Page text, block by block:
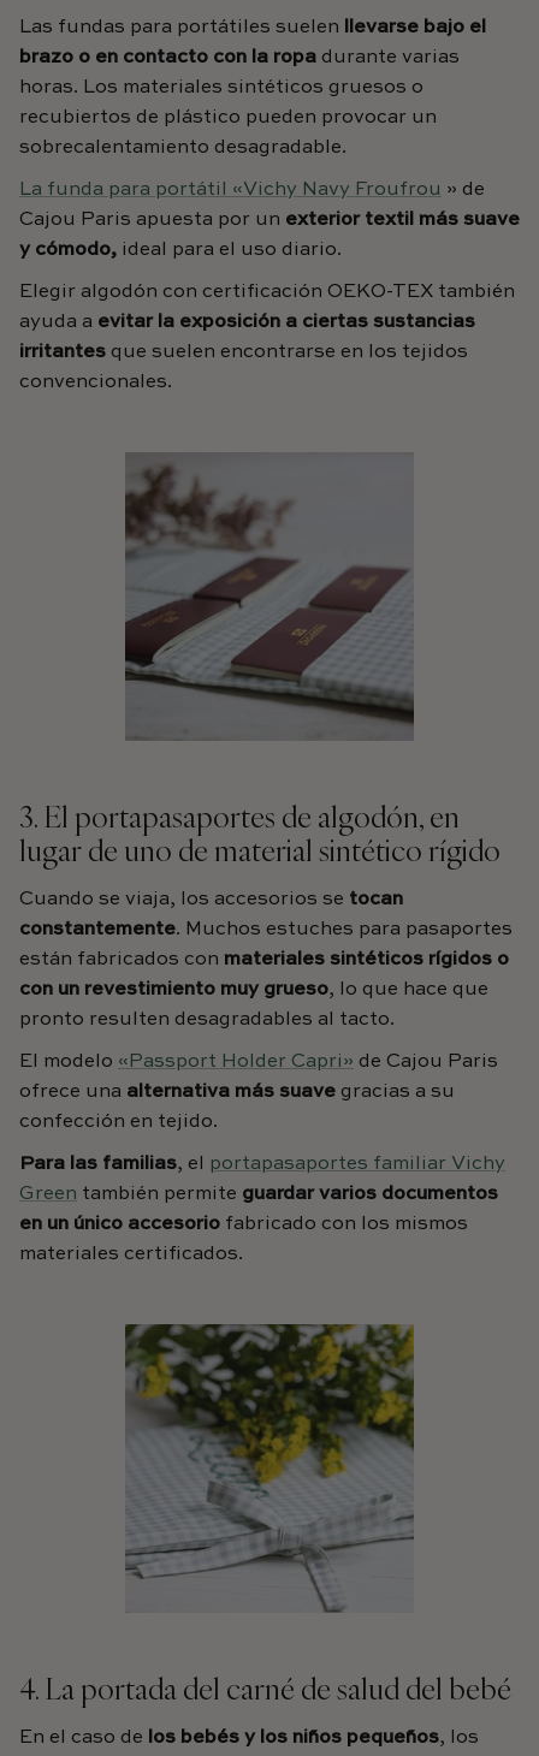
Las fundas para portátiles suelen llevarse bajo el
brazo o en contacto con la ropa durante varias
horas. Los materiales sintéticos gruesos o
recubiertos de plástico pueden provocar un
sobrecalentamiento desagradable.
La funda para portátil «Vichy Navy Froufrou » de
Cajou Paris apuesta por un exterior textil más suave
y cómodo, ideal para el uso diario.
Elegir algodón con certificación OEKO-TEX también
ayuda a evitar la exposición a ciertas sustancias
irritantes que suelen encontrarse en los tejidos
convencionales.
3. El portapasaportes de algodón, en
lugar de uno de material sintético rígido
Cuando se viaja, los accesorios se tocan
constantemente. Muchos estuches para pasaportes
están fabricados con materiales sintéticos rígidos o
con un revestimiento muy grueso, lo que hace que
pronto resulten desagradables al tacto.
El modelo «Passport Holder Capri» de Cajou Paris
ofrece una alternativa más suave gracias a su
confección en tejido.
Para las familias, el portapasaportes familiar Vichy
Green también permite guardar varios documentos
en un único accesorio fabricado con los mismos
materiales certificados.
4. La portada del carné de salud del bebé
En el caso de los bebés y los niños pequeños, los